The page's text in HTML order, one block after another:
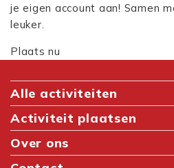
je eigen account aan! Samen
leuker.
Plaats nu
Alle activiteiten
Activiteit plaatsen
Over ons